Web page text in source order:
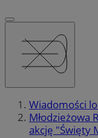
Wiadomości
Młodzieżowa
akcję "Święty